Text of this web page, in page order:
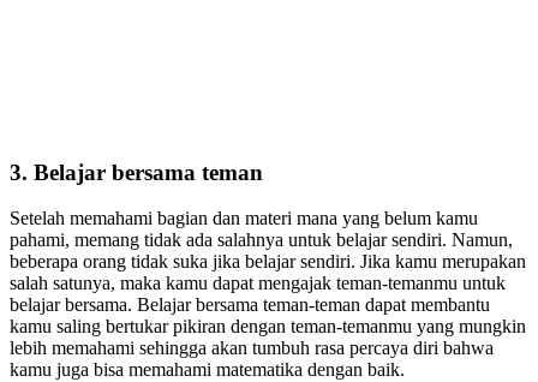
3. Belajar bersama teman
Setelah memahami bagian dan materi mana yang belum kamu
pahami, memang tidak ada salahnya untuk belajar sendiri. Namun,
beberapa orang tidak suka jika belajar sendiri. Jika kamu merupakan
salah satunya, maka kamu dapat mengajak teman-temanmu untuk
belajar bersama. Belajar bersama teman-teman dapat membantu
kamu saling bertukar pikiran dengan teman-temanmu yang mungkin
lebih memahami sehingga akan tumbuh rasa percaya diri bahwa
kamu juga bisa memahami matematika dengan baik.